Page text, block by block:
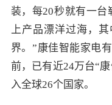
装，每20秒就有一台
上产品漂洋过海，
界。”康佳智能家电
前，已有近24万台“
入全球26个国家。